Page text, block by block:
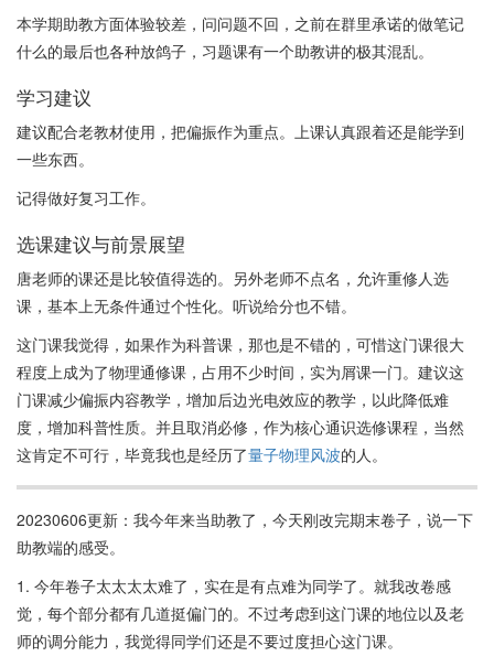
本学期助教方面体验较差，问问题不回，之前在群里承诺的做笔记
什么的最后也各种放鸽子，习题课有一个助教讲的极其混乱。
学习建议
建议配合老教材使用，把偏振作为重点。上课认真跟着还是能学到
一些东西。
记得做好复习工作。
选课建议与前景展望
唐老师的课还是比较值得选的。另外老师不点名，允许重修人选
课，基本上无条件通过个性化。听说给分也不错。
这门课我觉得，如果作为科普课，那也是不错的，可惜这门课很大
程度上成为了物理通修课，占用不少时间，实为屑课一门。建议这
门课减少偏振内容教学，增加后边光电效应的教学，以此降低难
度，增加科普性质。并且取消必修，作为核心通识选修课程，当然
这肯定不可行，毕竟我也是经历了量子物理风波的人。
20230606更新：我今年来当助教了，今天刚改完期末卷子，说一下
助教端的感受。
1. 今年卷子太太太太难了，实在是有点难为同学了。就我改卷感
觉，每个部分都有几道挺偏门的。不过考虑到这门课的地位以及老
师的调分能力，我觉得同学们还是不要过度担心这门课。